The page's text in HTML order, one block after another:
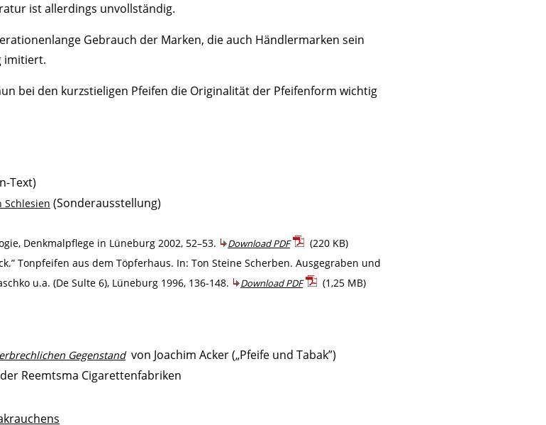
ist allerdings unvollständig.
Gebrauch der Marken, die auch Händlermarken sein
imitiert.
bei den kurzstieligen Pfeifen die Originalität der Pfeifenform wichtig
Text)
(Sonderausstellung)
Denkmalpflege in Lüneburg 2002, 52–53.
Download PDF
(220 KB)
Tonpfeifen aus dem Töpferhaus. In: Ton Steine Scherben. Ausgegraben und
u.a. (De Sulte 6), Lüneburg 1996, 136-148.
Download PDF (1,25 MB)
Gegenstandvon Joachim Acker („Pfeife und Tabak”)
Reemtsma Cigarettenfabriken